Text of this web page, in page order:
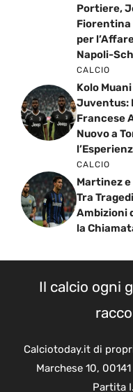
Portiere,
Fiorentina
per
Napoli-
CALCIO
Kolo
Juventus:
Francese
Nuovo a
CALCIO
Martinez
Tra
Ambizioni
la
Il calcio ogni
Calciotoday.it di
Marchese 10,
Partita